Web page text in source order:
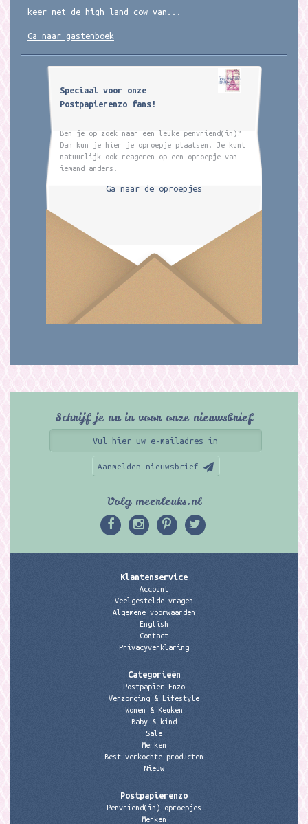
keer met de high land cow van...
Ga naar gastenboek
Speciaal voor onze
Postpapierenzo fans!
Ben je op zoek naar een leuke penvriend(in)?
Dan kun je hier je oproepje plaatsen. Je kunt
natuurlijk ook reageren op een oproepje van
iemand anders.
Ga naar de oproepjes
Schrijf je nu in voor onze nieuwsbrief
Aanmelden nieuwsbrief
Volg meerleuks.nl
Klantenservice
Account
Veelgestelde vragen
Algemene voorwaarden
English
Contact
Privacyverklaring
Categorieën
Postpapier Enzo
Verzorging & Lifestyle
Wonen & Keuken
Baby & kind
Sale
Merken
Best verkochte producten
Nieuw
Postpapierenzo
Penvriend(in) oproepjes
Merken